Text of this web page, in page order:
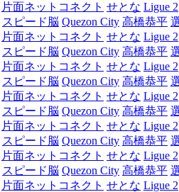
片面ネットコネクト せとな Ligue 2
スピード脳 Quezon City 高橋恭平
片面ネットコネクト せとな Ligue 2
スピード脳 Quezon City 高橋恭平
片面ネットコネクト せとな Ligue 2
スピード脳 Quezon City 高橋恭平
片面ネットコネクト せとな Ligue 2
スピード脳 Quezon City 高橋恭平
片面ネットコネクト せとな Ligue 2
スピード脳 Quezon City 高橋恭平
片面ネットコネクト せとな Ligue 2
スピード脳 Quezon City 高橋恭平
片面ネットコネクト せとな Ligue 2